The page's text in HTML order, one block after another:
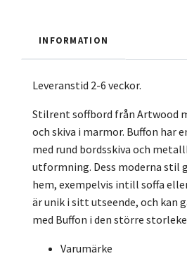
INFORMATION
Leveranstid 2-6 veckor.
Stilrent soffbord från Artwood
och skiva i marmor. Buffon har
med rund bordsskiva och
utformning. Dess moderna stil
hem, exempelvis intill soffa
är unik i sitt utseende, och kan
med Buffon i den större
Varumärke